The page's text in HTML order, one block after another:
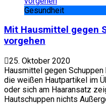
Gesundheit
Mit Hausmittel gegen
vorgehen
25. Oktober 2020
Hausmittel gegen
die weißen Hautpartikel im
oder sich am Haaransatz
Hautschuppen nichts